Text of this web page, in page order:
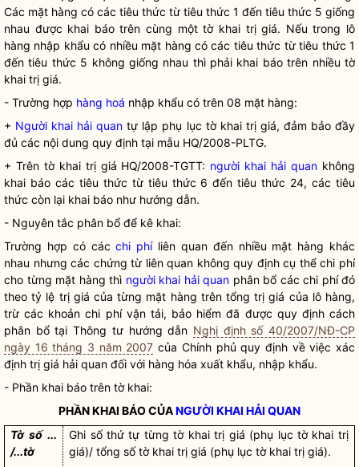
Các mặt hàng có các tiêu thức từ tiêu thức 1 đến tiêu thức 5 giống
nhau được khai báo trên cùng một tờ khai trị giá. Nếu trong lô
hàng nhập khẩu có nhiều mặt hàng có các tiêu thức từ tiêu thức 1
đến tiêu thức 5 không giống nhau thì phải khai báo trên nhiều tờ
khai trị giá.
- Trường hợp hàng hoá nhập khẩu có trên 08 mặt hàng:
+ Người khai hải quan tự lập phụ lục tờ khai trị giá, đảm bảo đầy
đủ các nội dung quy định tại mẫu HQ/2008-PLTG.
+ Trên tờ khai trị giá HQ/2008-TGTT: người khai hải quan không
khai báo các tiêu thức từ tiêu thức 6 đến tiêu thức 24, các tiêu
thức còn lại khai báo như hướng dẫn.
- Nguyên tắc phân bổ để kê khai:
Trường hợp có cácchi phíliên quan đến nhiều mặt hàng khác
nhau nhưng các chứng từ liên quan không quy định cụ thểchi phí
cho từng mặt hàng thì người khai hải quan phân bổ các chi phíđó
theo tỷ lệ trị giá của từng mặt hàng trên tổng trị giá của lô hàng,
trừ các khoảnchi phívận tải, bảo hiểm đã được quy định cách
phân bổ tại Thông tư hướng dẫn Nghị định số 40/2007/NĐ-CP
ngày 16 tháng 3 năm 2007 của Chính phủ quy định về việc xác
định trị giá hải quan đối với hàng hóa xuất khẩu, nhập khẩu.
- Phần khai báo trên tờ khai:
PHẦN KHAI BÁO CỦANGƯỜI KHAI HẢI QUAN
Tờ số ...
/...tờ
Ghi số thứ tự từng tờ khai trị giá (phụ lục tờ khai trị
giá)/ tổng số tờ khai trị giá (phụ lục tờ khai trị giá).